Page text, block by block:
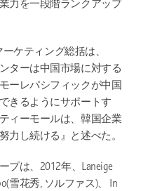
力を一段階ランクアップ
ケティング総括は、
ターは中国市場に対する
ーレパシフィックが中国
きるようにサポートす
ィーモールは、韓国企業
力し続ける』と述べた。
プは、2012年、Laneige
雪花秀, ソルファス)、 In